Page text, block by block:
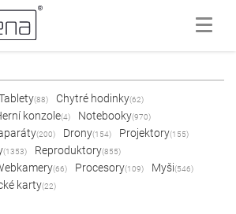
(88) Chytré hodinky(62)
konzole(4) Notebooky(970)
(200) Drony(154) Projektory(155)
(1353) Reproduktory(855)
(66) Procesory(109) Myši(546)
karty(22)